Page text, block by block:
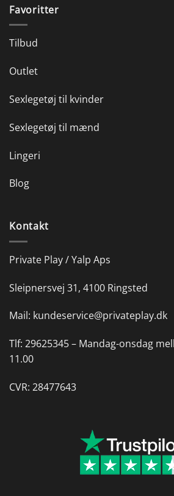
Favoritter
Tilbud
Outlet
Sexlegetøj til kvinder
Sexlegetøj til mænd
Lingeri
Blog
Kontakt
Private Play / Yalp Aps
Sleipnersvej 31, 4100 Ringsted
Mail: kundeservice@privateplay.dk
Tlf: 29625345 – Mandag-onsdag
11.00
CVR: 28477643